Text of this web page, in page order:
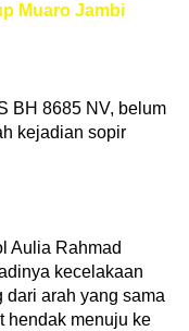
Muaro Jambi
BH 8685 NV, belum
kejadian sopir
Aulia Rahmad
kecelakaan
dari arah yang sama
hendak menuju ke